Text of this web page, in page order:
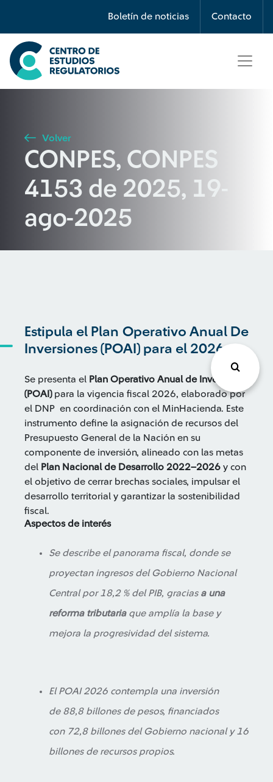
Boletín de noticias Contacto
Búsqueda
Seleccione país
Buscar
Volver
CONPES, CONPES
4153 de 2025, 19-
ago-2025
Estipula el Plan Operativo Anual De
Inversiones (POAI) para el 2026
Se presenta el Plan Operativo Anual de Inversiones
(POAI)para la vigencia fiscal 2026, elaborado por
el DNP en coordinación con el MinHacienda. Este
instrumento define la asignación de recursos del
Presupuesto General de la Nación en su
componente de inversión, alineado con las metas
del Plan Nacional de Desarrollo 2022–2026 y con
el objetivo de cerrar brechas sociales, impulsar el
desarrollo territorial y garantizar la sostenibilidad
fiscal.
Aspectos de interés
Se describe el panorama fiscal, donde se
proyectan ingresos del Gobierno Nacional
Central por 18,2 % del PIB, gracias a una
reforma tributariaque amplía la base y
mejora la progresividad del sistema.
El POAI 2026 contempla una inversión
de 88,8 billones de pesos, financiados
con 72,8 billones del Gobierno nacional y 16
billones de recursos propios.